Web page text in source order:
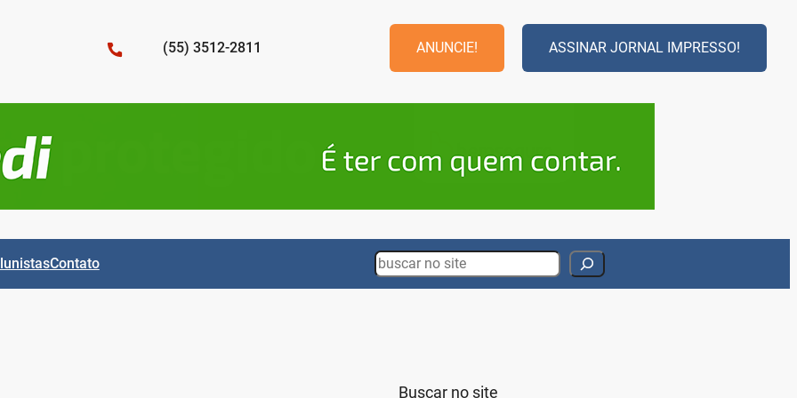
(55) 3512-2811 ANUNCIE! ASSINAR JORNAL IMPRESSO!
Contato Search
Buscar no site